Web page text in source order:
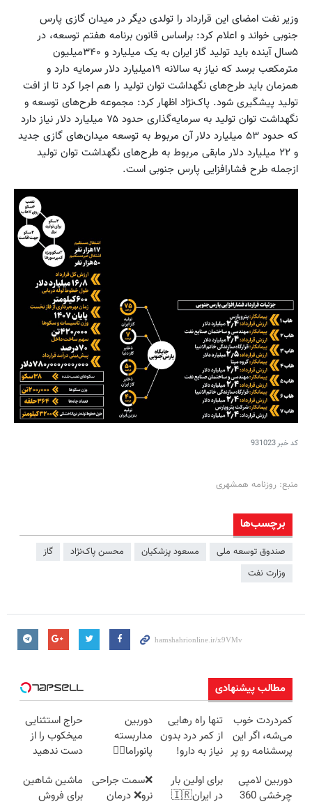
وزیر نفت امضای این قرارداد را تولدی دیگر در میدان گازی پارس
‌جنوبی خواند و اعلام کرد: براساس قانون برنامه هفتم توسعه، در
۵سال آینده باید تولید گاز ایران به یک میلیارد و ۳۴۰میلیون
مترمکعب برسد که نیاز به سالانه ۱۹میلیارد دلار سرمایه ‌دارد و
همزمان باید طرح‌های نگهداشت توان تولید را هم اجرا کرد تا از افت
تولید پیشگیری شود. پاک‌نژاد اظهار کرد: مجموعه طرح‌های توسعه و
نگهداشت توان تولید به سرمایه‌گذاری حدود ۷۵ میلیارد دلار نیاز دارد
که حدود ۵۳ میلیارد دلار آن مربوط به توسعه میدان‌های گازی جدید
و ۲۲ میلیارد دلار مابقی مربوط به طرح‌های نگهداشت توان تولید
ازجمله طرح فشارافزایی پارس ‌جنوبی است.
کد خبر931023
منبع: روزنامه همشهری
برچسب‌ها
صندوق توسعه ملی مسعود پزشکیان محسن پاک‌نژاد
گاز
وزارت نفت
مطالب پیشنهادی
کمردردت خوب
می‌شه، اگر این
پرسشنامه رو پر
تنها راه رهایی
از کمر درد بدون
نیاز به دارو!
دوربین
مداربسته
پانوراما👈🏻
360°و سازگار با
اندروید و ios
حراج استثنایی
میخکوب را از
دست ندهید
دوربین لامپی
چرخشی 360
برای اولین بار
در ایران🇮🇷
❌سمت جراحی
نرو❌ درمان
ماشین شاهین
برای فروش